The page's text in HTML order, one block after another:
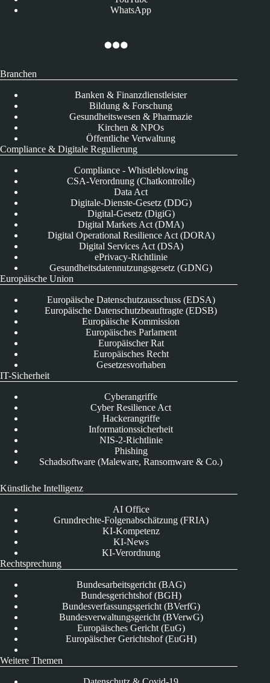
WhatsApp
Branchen
Banken & Finanzdienstleister
Bildung & Forschung
Gesundheitswesen & Pharmazie
Kirchen & NPOs
Öffentliche Verwaltung
Compliance & Digitale Regulierung
Compliance - Whistleblowing
CSA-Verordnung (Chatkontrolle)
Data Act
Digitale-Dienste-Gesetz (DDG)
Digital-Gesetz (DigiG)
Digital Markets Act (DMA)
Digital Operational Resilience Act (DORA)
Digital Services Act (DSA)
ePrivacy-Richtlinie
Gesundheitsdatennutzungsgesetz (GDNG)
Europäische Union
Europäische Datenschutzausschuss (EDSA)
Europäische Datenschutzbeauftragte (EDSB)
Europäische Kommission
Europäisches Parlament
Europäischer Rat
Europäisches Recht
Gesetzesvorhaben
IT-Sicherheit
Cyberangriffe
Cyber Resilience Act
Hackerangriffe
Informationssicherheit
NIS-2-Richtlinie
Phishing
Schadsoftware (Maleware, Ransomware & Co.)
Künstliche Intelligenz
AI Office
Grundrechte-Folgenabschätzung (FRIA)
KI-Kompetenz
KI-News
KI-Verordnung
Rechtsprechung
Bundesarbeitsgericht (BAG)
Bundesgerichtshof (BGH)
Bundesverfassungsgericht (BVerfG)
Bundesverwaltungsgericht (BVerwG)
Europäisches Gericht (EuG)
Europäischer Gerichtshof (EuGH)
Weitere Themen